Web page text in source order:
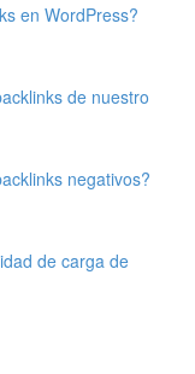
en WordPress?
de nuestro
negativos?
de carga de